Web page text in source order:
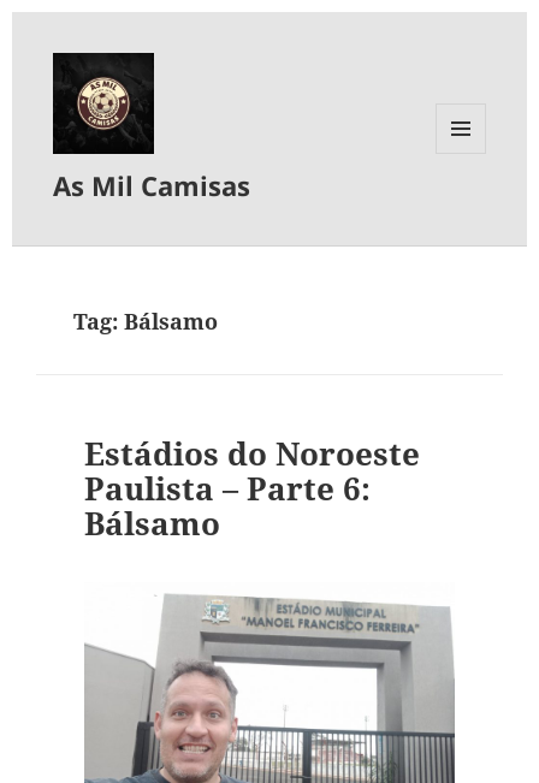
As Mil Camisas
Tag:Bálsamo
Estádios do Noroeste
Paulista – Parte 6:
Bálsamo